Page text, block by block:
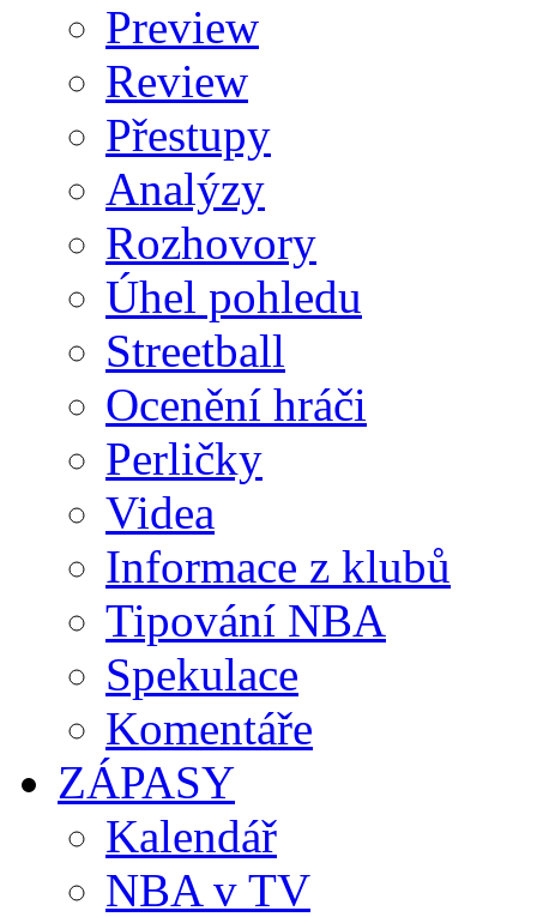
Preview
Review
Přestupy
Analýzy
Rozhovory
Úhel pohledu
Streetball
Ocenění hráči
Perličky
Videa
Informace z klubů
Tipování NBA
Spekulace
Komentáře
ZÁPASY
Kalendář
NBA v TV